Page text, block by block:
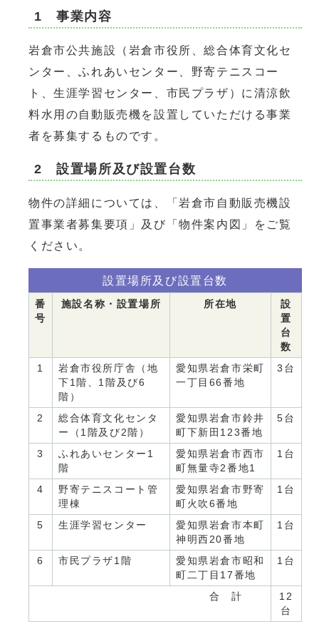
1 事業内容
岩倉市公共施設（岩倉市役所、総合体育文化セ
ンター、ふれあいセンター、野寄テニスコー
ト、生涯学習センター、市民プラザ）に清涼飲
料水用の自動販売機を設置していただける事業
者を募集するものです。
2 設置場所及び設置台数
物件の詳細については、「岩倉市自動販売機設
置事業者募集要項」及び「物件案内図」をご覧
ください。
設置場所及び設置台数
番
号
施設名称・設置場所 所在地
設
置
台
数
1
岩倉市役所庁舎（地
下1階、1階及び6
階）
愛知県岩倉市栄町
一丁目66番地
3台
2
総合体育文化センタ
ー（1階及び2階）
愛知県岩倉市鈴井
町下新田123番地
5台
3
ふれあいセンター1
階
愛知県岩倉市西市
町無量寺2番地1
1台
4
野寄テニスコート管
理棟
愛知県岩倉市野寄
町火吹6番地
1台
5 生涯学習センター
愛知県岩倉市本町
神明西20番地
1台
6 市民プラザ1階
愛知県岩倉市昭和
町二丁目17番地
1台
合 計
12
台